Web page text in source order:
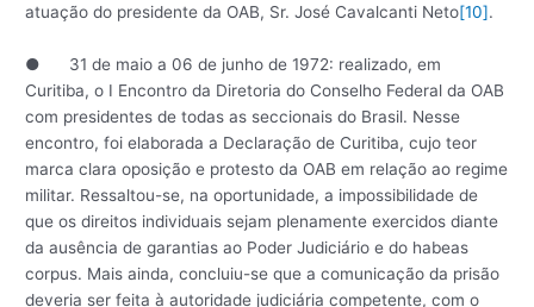
atuação do presidente da OAB, Sr. José Cavalcanti Neto[10].
● 31 de maio a 06 de junho de 1972: realizado, em
Curitiba, o I Encontro da Diretoria do Conselho Federal da OAB
com presidentes de todas as seccionais do Brasil. Nesse
encontro, foi elaborada a Declaração de Curitiba, cujo teor
marca clara oposição e protesto da OAB em relação ao regime
militar. Ressaltou-se, na oportunidade, a impossibilidade de
que os direitos individuais sejam plenamente exercidos diante
da ausência de garantias ao Poder Judiciário e do habeas
corpus. Mais ainda, concluiu-se que a comunicação da prisão
deveria ser feita à autoridade judiciária competente, com o